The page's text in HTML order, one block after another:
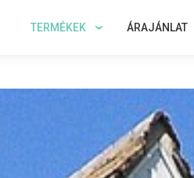
TERMÉKEK ÁRAJÁNLAT